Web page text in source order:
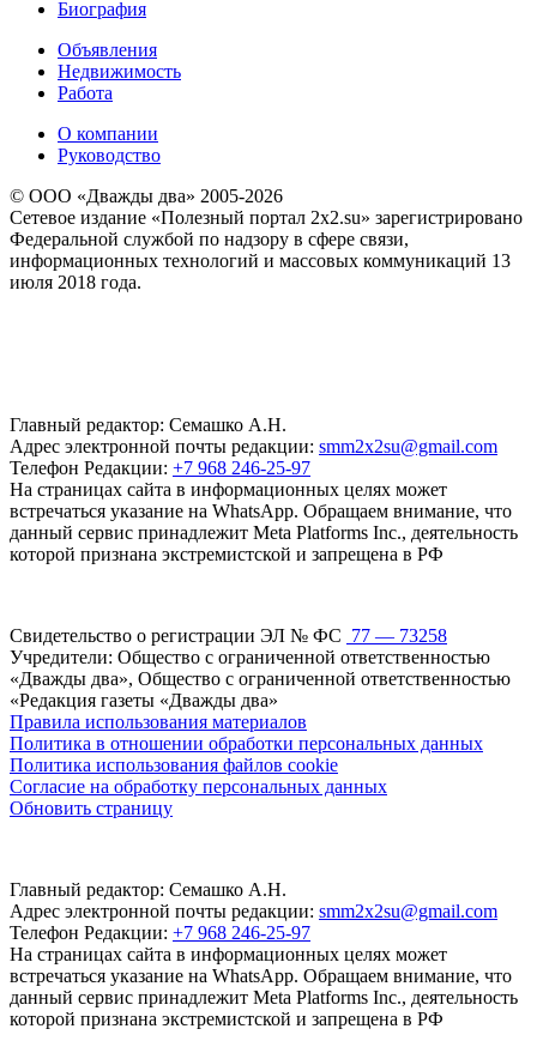
Биография
Объявления
Недвижимость
Работа
О компании
Руководство
© ООО «Дважды два» 2005-2026
Сетевое издание «Полезный портал 2x2.su» зарегистрировано
Федеральной службой по надзору в сфере связи,
информационных технологий и массовых коммуникаций 13
июля 2018 года.
Главный редактор: Семашко А.Н.
Адрес электронной почты редакции: smm2x2su@gmail.com
Телефон Редакции: +7 968 246-25-97
На страницах сайта в информационных целях может
встречаться указание на WhatsApp. Обращаем внимание, что
данный сервис принадлежит Meta Platforms Inc., деятельность
которой признана экстремистской и запрещена в РФ
Свидетельство о регистрации ЭЛ № ФС 77 — 73258
Учредители: Общество с ограниченной ответственностью
«Дважды два», Общество с ограниченной ответственностью
«Редакция газеты «Дважды два»
Правила использования материалов
Политика в отношении обработки персональных данных
Политика использования файлов cookie
Согласие на обработку персональных данных
Обновить страницу
Главный редактор: Семашко А.Н.
Адрес электронной почты редакции: smm2x2su@gmail.com
Телефон Редакции: +7 968 246-25-97
На страницах сайта в информационных целях может
встречаться указание на WhatsApp. Обращаем внимание, что
данный сервис принадлежит Meta Platforms Inc., деятельность
которой признана экстремистской и запрещена в РФ